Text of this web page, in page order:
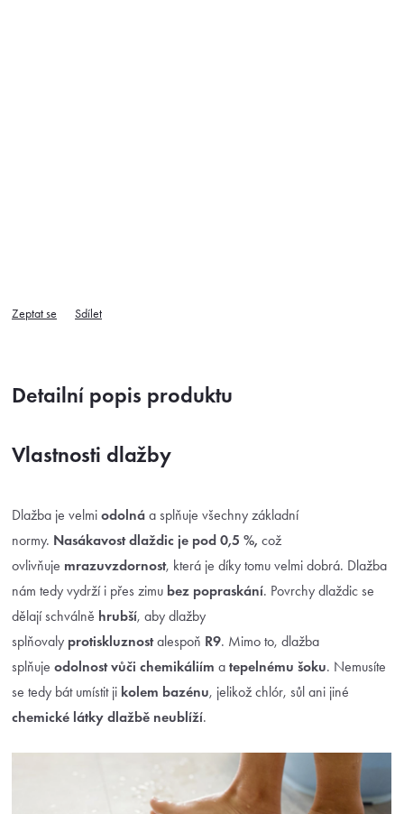
Zeptat se Sdílet
Detailní popis produktu
Vlastnosti dlažby
Dlažba je velmi odolná a splňuje všechny základní
normy. Nasákavost dlaždic je pod 0,5 %, což
ovlivňuje mrazuvzdornost, která je díky tomu velmi dobrá. Dlažba
nám tedy vydrží i přes zimu bez popraskání. Povrchy dlaždic se
dělají schválně hrubší, aby dlažby
splňovaly protiskluznostalespoň R9. Mimo to, dlažba
splňuje odolnost vůči chemikáliím a tepelnému šoku. Nemusíte
se tedy bát umístit ji kolem bazénu, jelikož chlór, sůl ani jiné
chemické látky dlažbě neublíží.